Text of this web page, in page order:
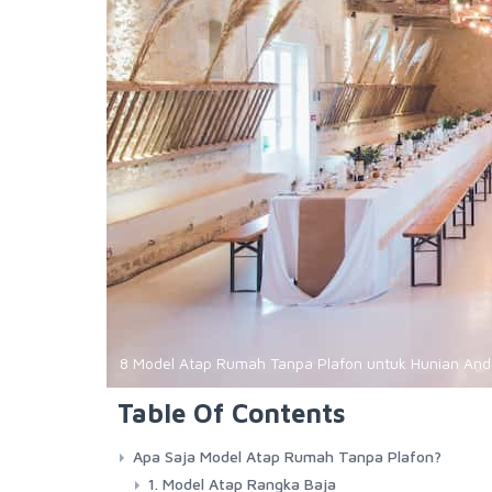
8 Model Atap Rumah Tanpa Plafon untuk Hunian
Table Of Contents
Apa Saja Model Atap Rumah Tanpa Plafon?
1. Model Atap Rangka Baja